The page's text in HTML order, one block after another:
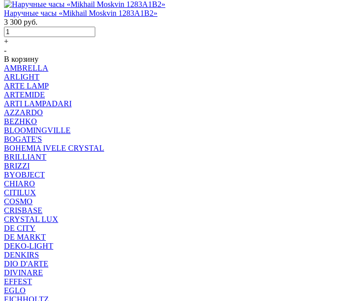
Наручные часы «Mikhail Moskvin 1283A1B2»
3 300 руб.
+
-
В корзину
AMBRELLA
ARLIGHT
ARTE LAMP
ARTEMIDE
ARTI LAMPADARI
AZZARDO
BEZHKO
BLOOMINGVILLE
BOGATE'S
BOHEMIA IVELE CRYSTAL
BRILLIANT
BRIZZI
BYOBJECT
CHIARO
CITILUX
COSMO
CRISBASE
CRYSTAL LUX
DE CITY
DE MARKT
DEKO-LIGHT
DENKIRS
DIO D'ARTE
DIVINARE
EFFEST
EGLO
EICHHOLTZ